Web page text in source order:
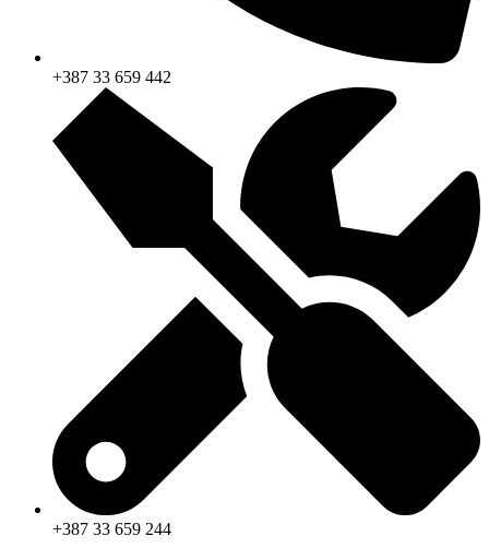
+387 33 659 442
+387 33 659 244